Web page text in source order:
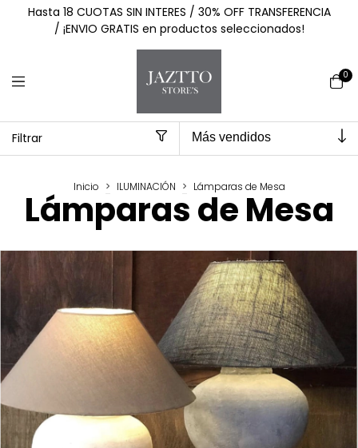
Hasta 18 CUOTAS SIN INTERES / 30% OFF TRANSFERENCIA
/ ¡ENVIO GRATIS en productos seleccionados!
0
Filtrar
Inicio > ILUMINACIÓN > Lámparas de Mesa
Lámparas de Mesa